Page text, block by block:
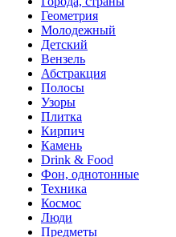
Геометрия
Молодежный
Детский
Вензель
Абстракция
Полосы
Узоры
Плитка
Кирпич
Камень
Drink & Food
Фон, однотонные
Техника
Космос
Люди
Предметы